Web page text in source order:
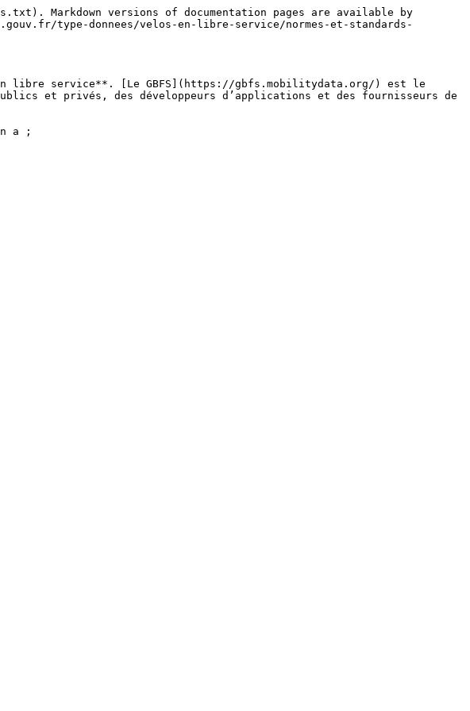
Markdown versions of documentation pages are available by
type-donnees/velos-en-libre-service/normes-et-standards-
libre service**. [Le GBFS](https://gbfs.mobilitydata.org/) est le
et privés, des développeurs d’applications et des fournisseurs de
a ;